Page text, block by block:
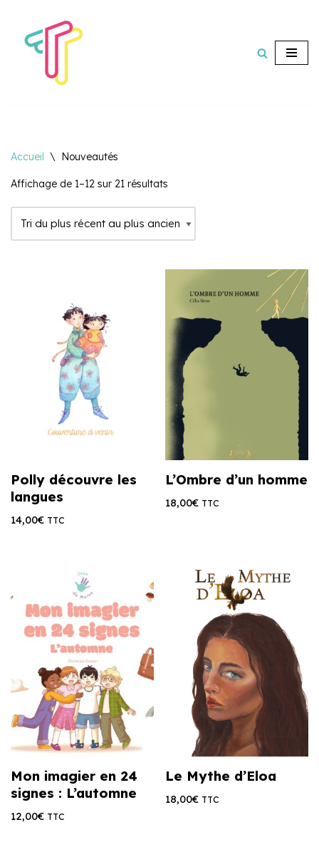
Aller
contenu
Accueil \ Nouveautés
Affichage de 1–12 sur 21 résultats
Polly découvre les
langues
14,00€ TTC
L’Ombre d’un homme
18,00€ TTC
Mon imagier en 24
signes : L’automne
12,00€ TTC
Le Mythe d’Eloa
18,00€ TTC